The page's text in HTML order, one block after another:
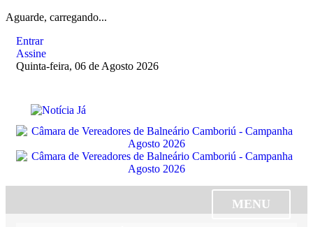
Aguarde, carregando...
Entrar
Assine
Quinta-feira, 06 de Agosto 2026
MENU